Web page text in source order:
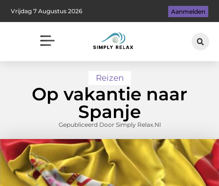
Vrijdag 7 Augustus 2026 Aanmelden
Reizen
Op vakantie naar
Spanje
Gepubliceerd Door Simply Relax.nl